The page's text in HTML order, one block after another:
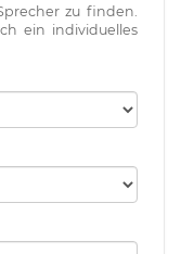
zu finden.
ein individuelles